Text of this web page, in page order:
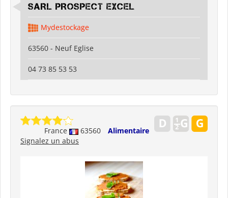
SARL PROSPECT EXCEL
Mydestockage
63560 - Neuf Eglise
04 73 85 53 53
France 63560
Alimentaire
Signalez un abus